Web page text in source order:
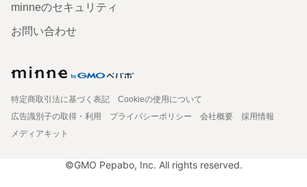
minneのセキュリティ
お問い合わせ
特定商取引法に基づく表記
Cookieの使用について
広告識別子の取得・利用
プライバシーポリシー 会社概要
採用情報
メディアキット
©GMO Pepabo, Inc. All rights reserved.